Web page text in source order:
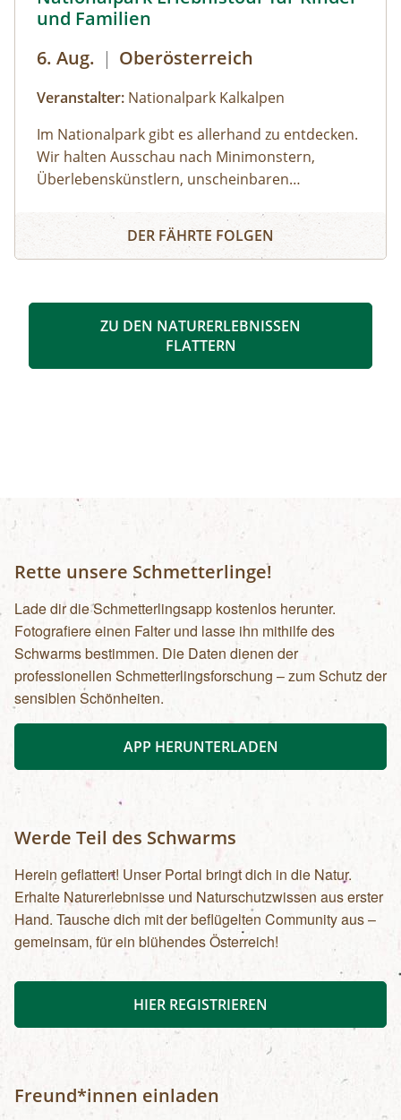
Orth an der DonauDo & Fr – Programm in
am Lagefeuer, Getränke
und Familien
6. Aug. | Oberösterreich
Veranstalter: Nationalpark Kalkalpen
Im Nationalpark gibt es allerhand zu entdecken.
Wir halten Ausschau nach Minimonstern,
Überlebenskünstlern, unscheinbaren
Geheimnis der Natur. Seid bereit und
aufmerksam! Wer weiß, was uns während der
Nationalpark Erlebnistour für Kinder und Familien
DER FÄHRTE FOLGEN
ZU DEN NATURERLEBNISSEN
FLATTERN
Rette unsere Schmetterlinge!
Lade dir die Schmetterlingsapp kostenlos herunter.
Fotografiere einen Falter und lasse ihn mithilfe des
Schwarms bestimmen. Die Daten dienen der
professionellen Schmetterlingsforschung – zum Schutz der
sensiblen Schönheiten.
APP HERUNTERLADEN
Werde Teil des Schwarms
Herein geflattert! Unser Portal bringt dich in die Natur.
Erhalte Naturerlebnisse und Naturschutzwissen aus erster
Hand. Tausche dich mit der beflügelten Community aus –
gemeinsam, für ein blühendes Österreich!
HIER REGISTRIEREN
Freund*innen einladen